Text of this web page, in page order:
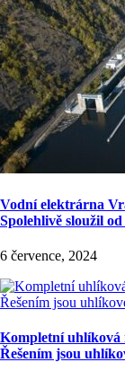
Vodní elektrárna
Spolehlivě sloužil
6 července, 2024
Kompletní uhlíková
Řešením jsou